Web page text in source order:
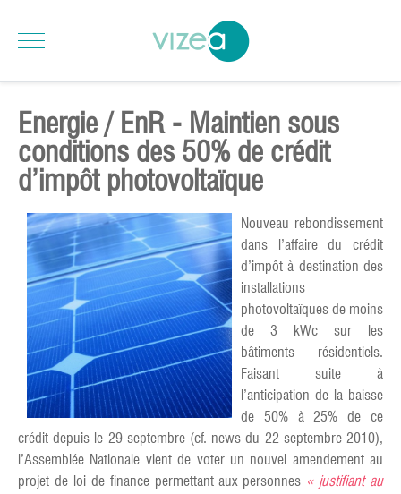
Energie / EnR - Maintien sous
conditions des 50% de crédit
d’impôt photovoltaïque
Nouveau rebondissement
dans l’affaire du crédit
d’impôt à destination des
installations
photovoltaïques de moins
de 3 kWc sur les
bâtiments résidentiels.
Faisant suite à
l’anticipation de la baisse
de 50% à 25% de ce
crédit depuis le 29 septembre (cf. news du 22 septembre 2010),
l’Assemblée Nationale vient de voter un nouvel amendement au
projet de loi de finance permettant aux personnes « justifiant au